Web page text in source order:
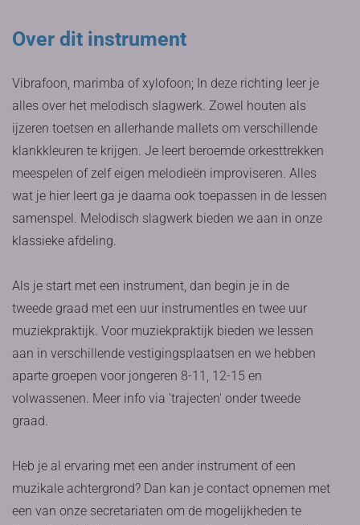
Over dit instrument
Vibrafoon, marimba of xylofoon; In deze richting leer je
alles over het melodisch slagwerk. Zowel houten als
ijzeren toetsen en allerhande mallets om verschillende
klankkleuren te krijgen. Je leert beroemde orkesttrekken
meespelen of zelf eigen melodieën improviseren. Alles
wat je hier leert ga je daarna ook toepassen in de lessen
samenspel. Melodisch slagwerk bieden we aan in onze
klassieke afdeling.
Als je start met een instrument, dan begin je in de
tweede graad met een uur instrumentles en twee uur
muziekpraktijk. Voor muziekpraktijk bieden we lessen
aan in verschillende vestigingsplaatsen en we hebben
aparte groepen voor jongeren 8-11, 12-15 en
volwassenen. Meer info via 'trajecten' onder tweede
graad.
Heb je al ervaring met een ander instrument of een
muzikale achtergrond? Dan kan je contact opnemen met
een van onze secretariaten om de mogelijkheden te